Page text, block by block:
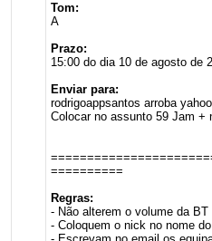
Tom:
A
Prazo:
15:00 do dia 10 de agosto de
Enviar para:
rodrigoappsantos arroba
Colocar no assunto 59 Jam +
==========
Regras:
- Não alterem o volume da BT
- Coloquem o nick no nome